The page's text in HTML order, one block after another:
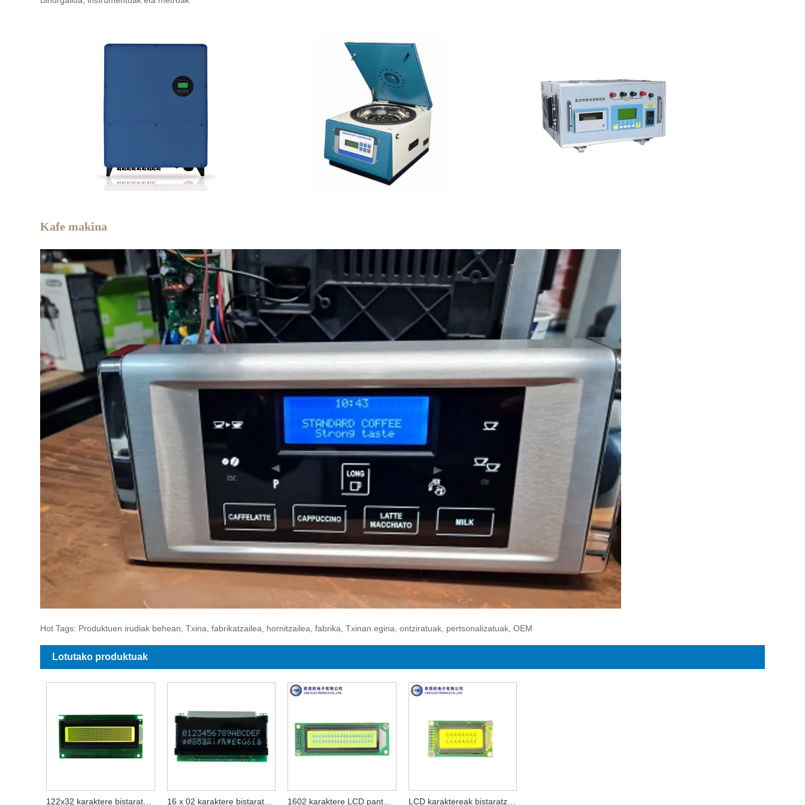
Kafe makina
Hot Tags: Produktuen irudiak behean, Txina, fabrikatzailea, hornitzailea, fabrika, Txinan egina, ontziratuak, pertsonalizatuak, OEM
Lotutako produktuak
122x32 karaktere bistaratzeko modulua 16 x 02 karaktere bistaratzeko modulua 1602 karaktere LCD pantaila LCD karaktereak bistaratzeko moduluak